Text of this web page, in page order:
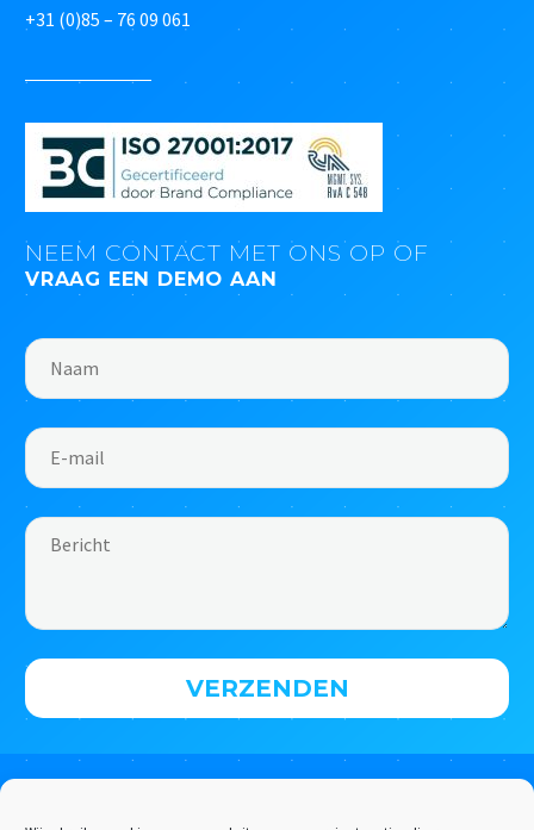
+31 (0)85 – 76 09 061
NEEM CONTACT MET ONS OP OF
VRAAG EEN DEMO AAN